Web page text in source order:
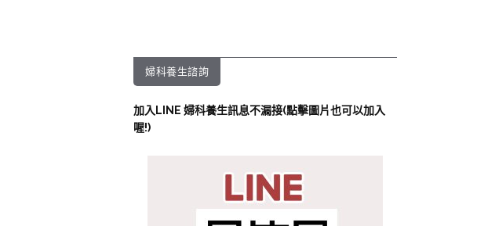
婦科養生諮詢
加入LINE 婦科養生訊息不漏接(點擊圖片也可以加入
喔!)